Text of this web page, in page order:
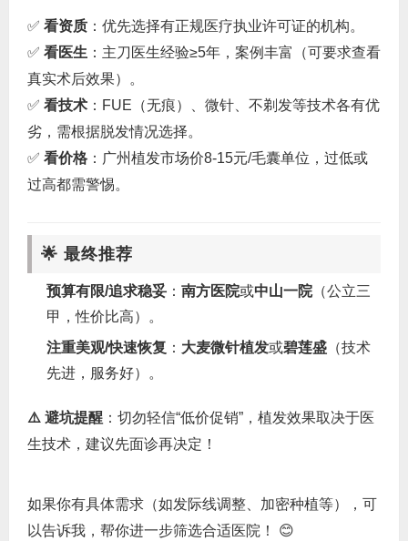
✅ ‌ 看资质 ‌：优先选择有正规医疗执业许可证的机构。
✅ ‌ 看医生 ‌：主刀医生经验≥5年，案例丰富（可要求查看
真实术后效果）。
✅ ‌ 看技术 ‌：FUE（无痕）、微针、不剃发等技术各有优
劣，需根据脱发情况选择。
✅ ‌ 看价格 ‌：广州植发市场价8-15元/毛囊单位，过低或
过高都需警惕。
🌟 最终推荐
预算有限/追求稳妥 ‌：‌ 南方医院‌或‌中山一院‌（公立三
甲，性价比高）。
注重美观/快速恢复 ‌：‌ 大麦微针植发‌或‌碧莲盛 ‌（技术
先进，服务好）。
⚠️ 避坑提醒 ‌：切勿轻信“低价促销”，植发效果取决于医
生技术，建议先面诊再决定！
如果你有具体需求（如发际线调整、加密种植等），可
以告诉我，帮你进一步筛选合适医院！ 😊